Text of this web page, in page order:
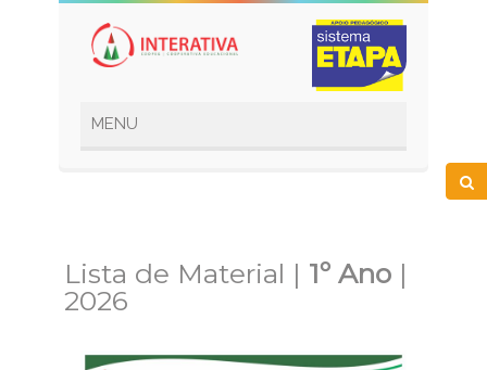
Lista de Material | 1º Ano |
2026